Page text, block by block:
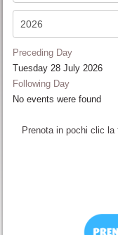
Preceding Day
Tuesday 28 July 2026
Following Day
No events were found
Prenota in pochi clic